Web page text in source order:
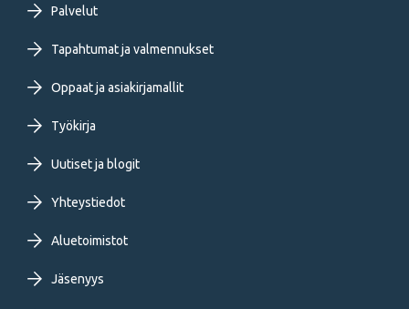
Footer
primary
menu
FI
Palvelut
Tapahtumat ja valmennukset
Oppaat ja asiakirjamallit
Työkirja
Uutiset ja blogit
Yhteystiedot
Aluetoimistot
Jäsenyys